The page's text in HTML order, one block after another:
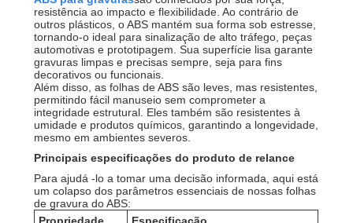
resistência ao impacto e flexibilidade. Ao contrário de
outros plásticos, o ABS mantém sua forma sob estresse,
tornando-o ideal para sinalização de alto tráfego, peças
automotivas e prototipagem. Sua superfície lisa garante
gravuras limpas e precisas sempre, seja para fins
decorativos ou funcionais.
Além disso, as folhas de ABS são leves, mas resistentes,
permitindo fácil manuseio sem comprometer a
integridade estrutural. Eles também são resistentes à
umidade e produtos químicos, garantindo a longevidade,
mesmo em ambientes severos.
Principais especificações do produto de relance
Para ajudá -lo a tomar uma decisão informada, aqui está
um colapso dos parâmetros essenciais de nossas folhas
de gravura do ABS: